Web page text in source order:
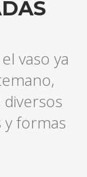
vaso ya
formas